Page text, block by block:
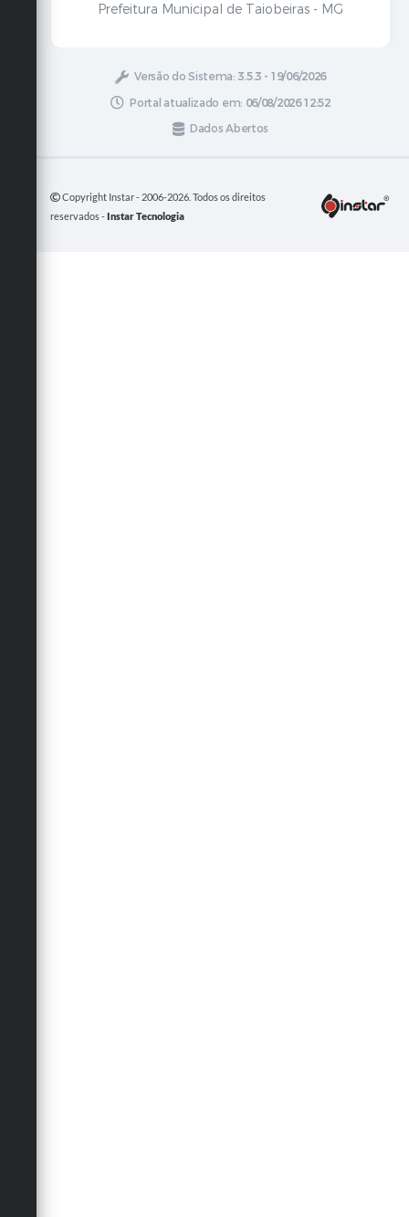
Prefeitura Municipal de Taiobeiras - MG
Versão do Sistema: 3.5.3 - 19/06/2026
Portal atualizado em: 06/08/2026 12:52
Dados Abertos
Copyright Instar - 2006-2026. Todos os direitos
reservados -Instar Tecnologia